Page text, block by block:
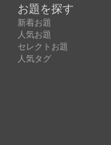
お題を探す
新着お題
人気お題
セレクトお題
人気タグ